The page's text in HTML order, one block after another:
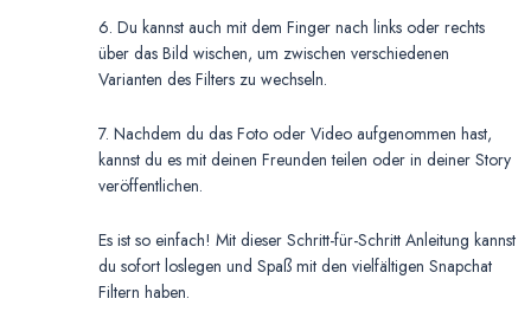
6. Du kannst auch mit dem Finger nach links oder rechts
über das Bild wischen, um zwischen verschiedenen
Varianten des Filters zu wechseln.
7. Nachdem du das Foto oder Video aufgenommen hast,
kannst du es mit deinen Freunden teilen oder in deiner Story
veröffentlichen.
Es ist so einfach! Mit dieser Schritt-für-Schritt Anleitung kannst
du sofort loslegen und Spaß mit den vielfältigen Snapchat
Filtern haben.